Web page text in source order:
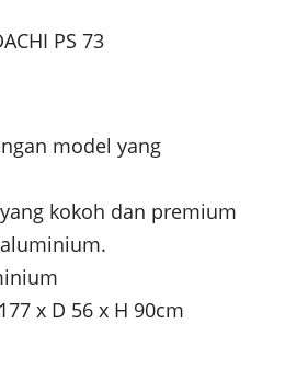
PS 73
model yang
kokoh dan premium
x D 56 x H 90cm